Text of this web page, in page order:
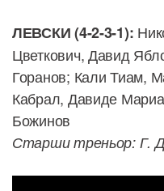
ЛЕВСКИ (4-2-3-1):
Цветкович, Давид
Горанов; Кали Тиам,
Кабрал, Давиде
Божинов
Старши треньор: Г.